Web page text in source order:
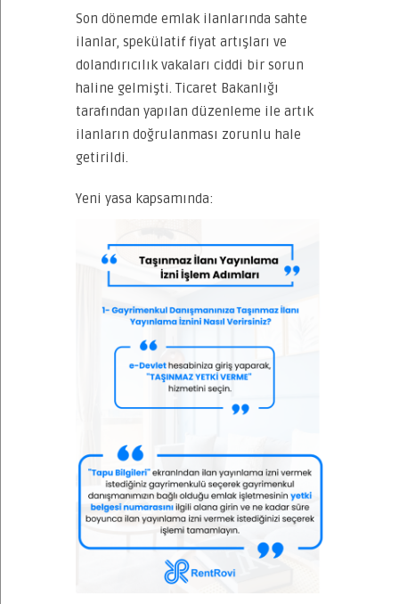
Son dönemde emlak ilanlarında sahte
ilanlar, spekülatif fiyat artışları ve
dolandırıcılık vakaları ciddi bir sorun
haline gelmişti. Ticaret Bakanlığı
tarafından yapılan düzenleme ile artık
ilanların doğrulanması zorunlu hale
getirildi.
Yeni yasa kapsamında: